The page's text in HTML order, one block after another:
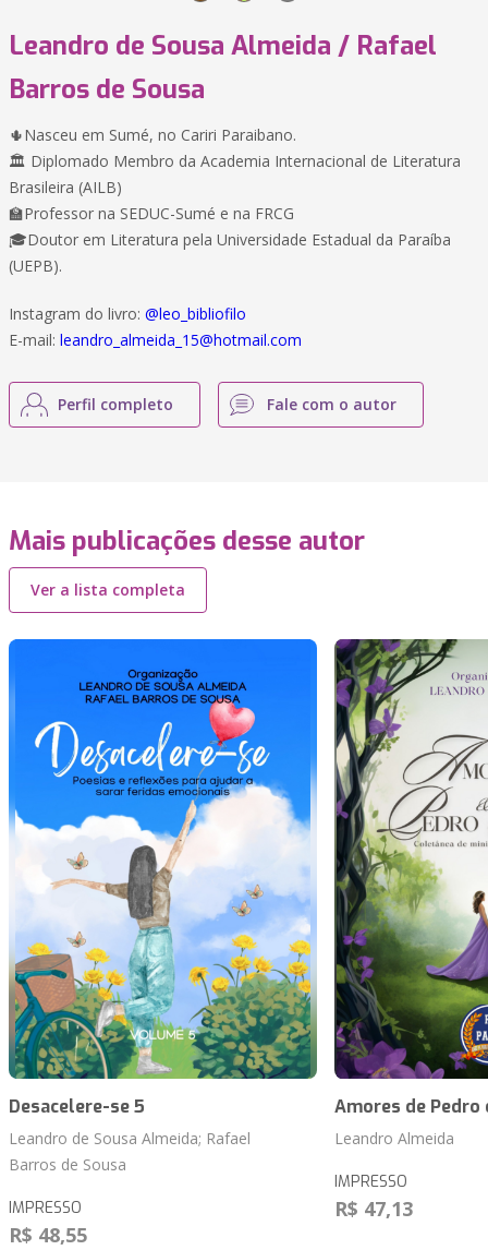
Leandro de Sousa Almeida / Rafael
Barros de Sousa
🌵Nasceu em Sumé, no Cariri Paraibano.
🏛️ Diplomado Membro da Academia Internacional de Literatura
Brasileira (AILB)
🏫Professor na SEDUC-Sumé e na FRCG
🎓Doutor em Literatura pela Universidade Estadual da Paraíba
(UEPB).
Instagram do livro: @leo_bibliofilo
E-mail: leandro_almeida_15@hotmail.com
Perfil completo Fale com o autor
Mais publicações desse autor
Ver a lista completa
Desacelere-se 5
Leandro de Sousa Almeida; Rafael
Barros de Sousa
IMPRESSO
R$ 48,55
Amores de Pedro
Leandro Almeida
IMPRESSO
R$ 47,13